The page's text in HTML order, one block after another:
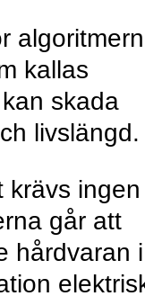
kallas
skada
livslängd.
krävs ingen
går att
hårdvaran i